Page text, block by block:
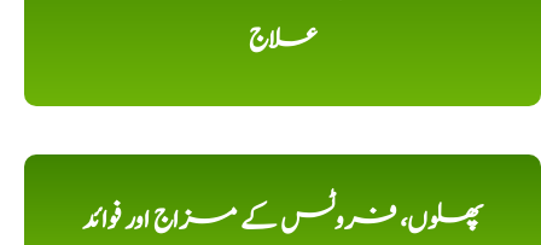
علاج
پھلوں، فروٹس کے مزاج اور فوائد